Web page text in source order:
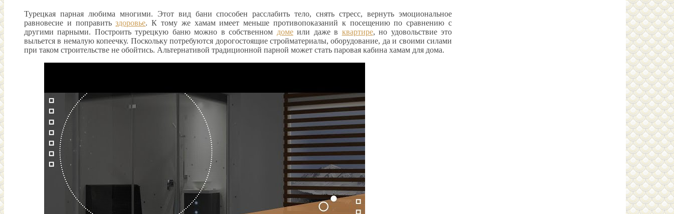
Турецкая парная любима многими. Этот вид бани способен расслабить тело, снять стресс, вернуть эмоциональное
равновесие и поправитьздоровье. К тому же хамам имеет меньше противопоказаний к посещению по сравнению с
другими парными. Построить турецкую баню можно в собственном домеили даже в квартире, но удовольствие это
выльется в немалую копеечку. Поскольку потребуются дорогостоящие стройматериалы, оборудование, да и своими силами
при таком строительстве не обойтись. Альтернативой традиционной парной может стать паровая кабина хамам для дома.